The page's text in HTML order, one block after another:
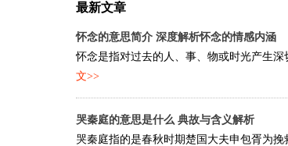
最新文章
怀念的意思简介 深度解析怀念的情感内涵
怀念是指对过去的人、事、物或时光产生
文>>
哭秦庭的意思是什么 典故与含义解析
哭秦庭指的是春秋时期楚国大夫申包胥为